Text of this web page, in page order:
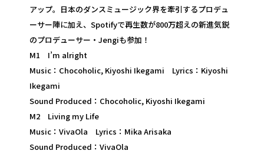
アップ。日本のダンスミュージック界を牽引するプロデュ
ーサー陣に加え、Spotifyで再生数が800万超えの新進気鋭
のプロデューサー・Jengiも参加！
M1 I’m alright
Music：Chocoholic, Kiyoshi Ikegami Lyrics：Kiyoshi
Ikegami
Sound Produced：Chocoholic, Kiyoshi Ikegami
M2 Living my Life
Music：VivaOla Lyrics：Mika Arisaka
Sound Produced：VivaOla